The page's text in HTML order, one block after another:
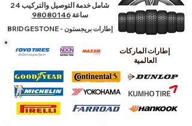
شامل خدمة التوصيل والتركيب 24
ساعة98080146
إطارات بريجستون - BRIDGESTONE
إطارات الماركات
العالمية